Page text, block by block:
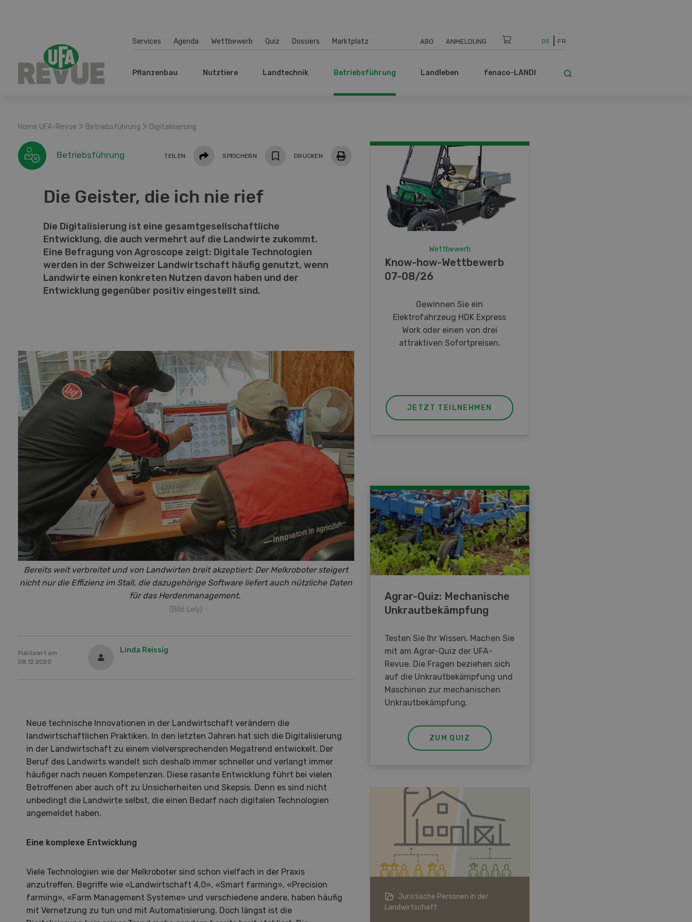
Services Agenda Wettbewerb Quiz Dossiers Marktplatz ABO ANMELDUNG DE FR
Pflanzenbau Nutztiere Landtechnik Betriebsführung Landleben fenaco-LANDI
Home UFA-Revue > Betriebsführung > Digitalisierung
Betriebsführung TEILEN Teilen SPEICHERN DRUCKEN
Die Geister, die ich nie rief
Die Digitalisierung ist eine gesamtgesellschaftliche
Entwicklung, die auch vermehrt auf die Landwirte zukommt.
Eine Befragung von Agroscope zeigt: Digitale Technologien
werden in der Schweizer Landwirtschaft häufig genutzt, wenn
Landwirte einen konkreten Nutzen davon haben und der
Entwicklung gegenüber positiv eingestellt sind.
Bereits weit verbreitet und von Landwirten breit akzeptiert: Der Melkroboter steigert
nicht nur die Effizienz im Stall, die dazugehörige Software liefert auch nützliche Daten
für das Herdenmanagement.
(Bild: Lely)
Publiziert am
08.12.2020
Linda Reissig
Neue technische Innovationen in der Landwirtschaft verändern die
landwirtschaftlichen Praktiken. In den letzten Jahren hat sich die Digitalisierung
in der Landwirtschaft zu einem vielversprechenden Megatrend entwickelt. Der
Beruf des Landwirts wandelt sich deshalb immer schneller und verlangt immer
häufiger nach neuen Kompetenzen. Diese rasante Entwicklung führt bei vielen
Betroffenen aber auch oft zu Unsicherheiten und Skepsis. Denn es sind nicht
unbedingt die Landwirte selbst, die einen Bedarf nach digitalen Technologien
angemeldet haben.
Eine komplexe Entwicklung
Viele Technologien wie der Melkroboter sind schon vielfach in der Praxis
anzutreffen. Begriffe wie «Landwirtschaft 4,0», «Smart farming», «Precision
farming», «Farm Management Systeme» und verschiedene andere, haben häufig
mit Vernetzung zu tun und mit Automatisierung. Doch längst ist die
Wettbewerb
Know-how-Wettbewerb
07-08/26
Gewinnen Sie ein
Elektrofahrzeug HDK Express
Work oder einen von drei
attraktiven Sofortpreisen.
JETZT TEILNEHMEN
Agrar-Quiz: Mechanische
Unkrautbekämpfung
Testen Sie Ihr Wissen. Machen Sie
mit am Agrar-Quiz der UFA-
Revue. Die Fragen beziehen sich
auf die Unkrautbekämpfung und
Maschinen zur mechanischen
Unkrautbekämpfung.
ZUM QUIZ
Hof in neuer Hand Landwirtschaft im Klimawandel
Juristische Personen in der
Landwirtschaft